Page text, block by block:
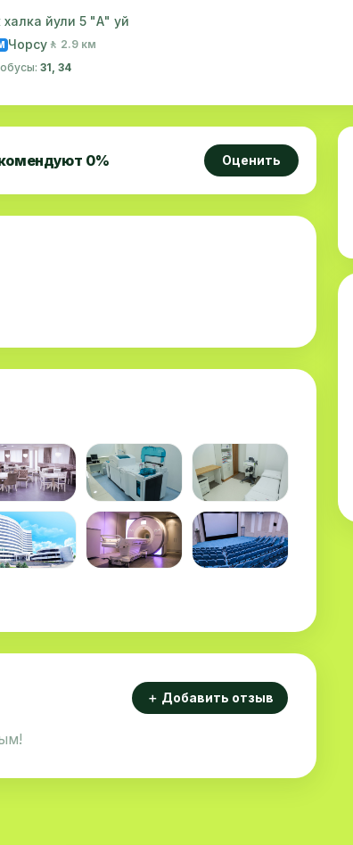
йули 5 "А" уй
Чорсу 🚶 2.9 км
31, 34
0% Оценить
＋ Добавить отзыв